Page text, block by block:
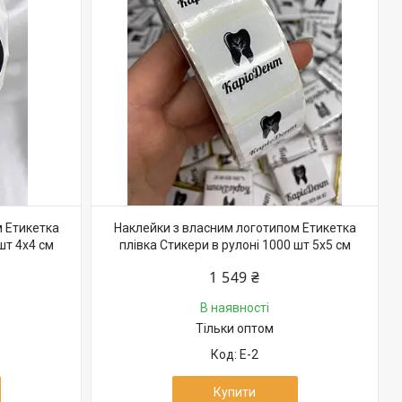
4х4 см
Наклейки з власним логотипом Етикетка
плівка Стикери в рулоні 1000 шт 5х5 см
1 549 ₴
В наявності
Тільки оптом
Е-2
Купити